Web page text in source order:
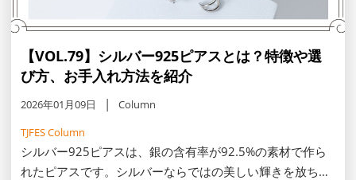
【VOL.79】シルバー925ピアスとは？特徴や選
び方、お手入れ方法を紹介
2026年01月09日
Column
TJFES Column
シルバー925ピアスは、銀の含有率が92.5%の素材で作ら
れたピアスです。シルバーならではの美しい輝きを放ち、